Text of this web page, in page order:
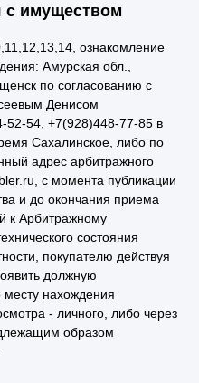
с имуществом
ознакомление
Амурская обл.,
по согласованию с
Денисом
52-54, +7(928)448-77-85 в
Сахалинское, либо по
адрес арбитражного
с момента публикации
и до окончания приема
к Арбитражному
состояния
покупателю действуя
должную
месту нахождения
- личного, либо через
образом